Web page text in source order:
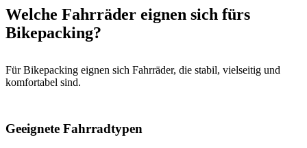
Welche Fahrräder eignen sich fürs
Bikepacking?
Für Bikepacking eignen sich Fahrräder, die stabil, vielseitig und
komfortabel sind.
Geeignete Fahrradtypen